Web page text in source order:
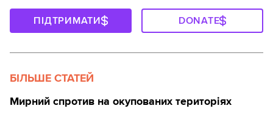
ПІДТРИМАТИ DONATE
БІЛЬШЕ СТАТЕЙ
Мирний спротив на окупованих територіях